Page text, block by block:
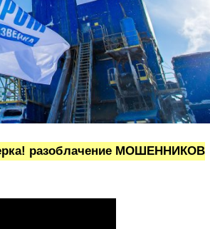
разоблачение МОШЕННИКОВ